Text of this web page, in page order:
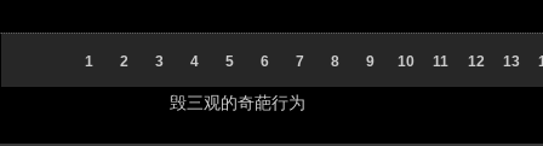
1 2 3 4 5 6 7 8 9 10 11 12 13
毁三观的奇葩行为